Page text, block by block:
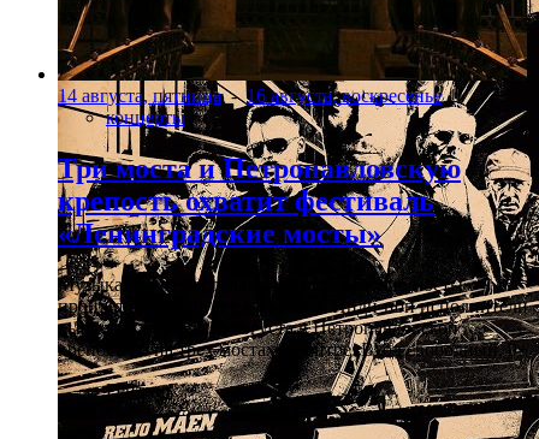
14 августа, пятница-16 августа, воскресенье
концерты
Три моста и Петропавловскую
крепость охватит фестиваль
«Ленинградские мосты»
Музыкальный фестиваль «Ленинградские мосты»
пройдет в Петербурге в 11-й раз. Инди-поп исполнители
выступят 14, 15 и 16 августа в Петропавловской
крепости и на трех мостах в центре. Вход свободный. 0+
Рейтинг: